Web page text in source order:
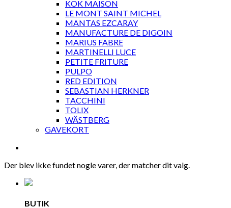
KOK MAISON
LE MONT SAINT MICHEL
MANTAS EZCARAY
MANUFACTURE DE DIGOIN
MARIUS FABRE
MARTINELLI LUCE
PETITE FRITURE
PULPO
RED EDITION
SEBASTIAN HERKNER
TACCHINI
TOLIX
WÄSTBERG
GAVEKORT
Der blev ikke fundet nogle varer, der matcher dit valg.
BUTIK